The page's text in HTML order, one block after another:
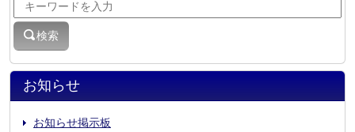
お知らせ
お知らせ掲示板
検索